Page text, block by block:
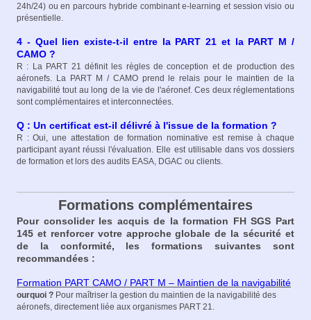
24h/24) ou en parcours hybride combinant e-learning et session visio ou
présentielle.
4 - Quel lien existe-t-il entre la PART 21 et la PART M /
CAMO ?
R : La PART 21 définit les règles de conception et de production des
aéronefs. La PART M / CAMO prend le relais pour le maintien de la
navigabilité tout au long de la vie de l'aéronef. Ces deux réglementations
sont complémentaires et interconnectées.
Q : Un certificat est-il délivré à l'issue de la formation ?
R : Oui, une attestation de formation nominative est remise à chaque
participant ayant réussi l'évaluation. Elle est utilisable dans vos dossiers
de formation et lors des audits EASA, DGAC ou clients.
Formations complémentaires
Pour consolider les acquis de la formation FH SGS Part
145 et renforcer votre approche globale de la sécurité et
de la conformité, les formations suivantes sont
recommandées :
Formation PART CAMO / PART M – Maintien de la navigabilité
ourquoi ? Pour maîtriser la gestion du maintien de la navigabilité des
aéronefs, directement liée aux organismes PART 21.